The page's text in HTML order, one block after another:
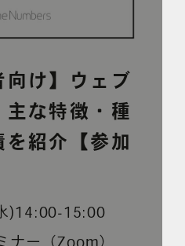
資料ダウンロード
向け】ウェブ
主な特徴・種
紹介【参加
)14:00-15:00
ナー（Zoom）